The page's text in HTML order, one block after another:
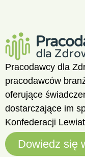
Pracodawcy dla
pracodawców
oferujące
dostarczające im
Konfederacji
Dowiedz się